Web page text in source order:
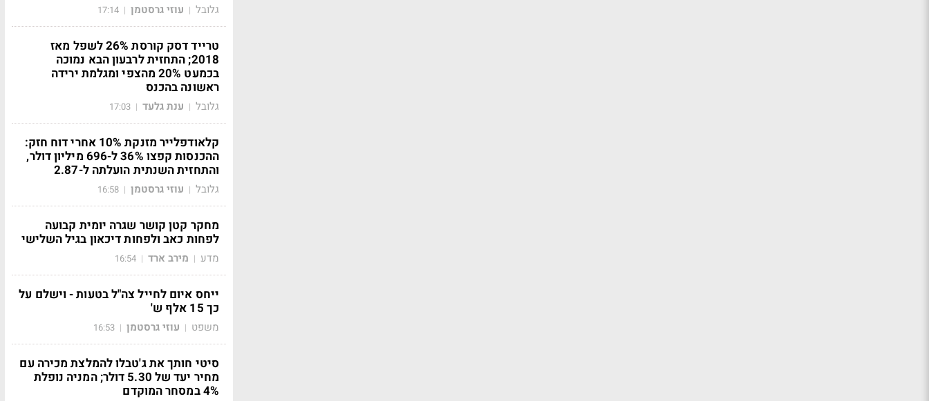
גלובל | עוזי גרסטמן |
17:14
טרייד דסק קורסת 26% לשפל מאז
2018; התחזית לרבעון הבא נמוכה
בכמעט 20% מהצפי ומגלמת ירידה
ראשונה בהכנס
גלובל | ענת גלעד |
17:03
קלאודפלייר מזנקת 10% אחרי דוח חזק:
ההכנסות קפצו 36% ל-696 מיליון דולר,
והתחזית השנתית הועלתה ל-2.87
גלובל | עוזי גרסטמן |
16:58
מחקר קטן קושר שגרה יומית קבועה
לפחות כאב ולפחות דיכאון בגיל השלישי
מדע | מירב ארד |
16:54
ייחס איום לחייל צה"ל בטעות - וישלם על
כך 15 אלף ש'
משפט | עוזי גרסטמן |
16:53
סיטי חותך את ג'טבלו להמלצת מכירה עם
מחיר יעד של 5.30 דולר; המניה נופלת
4% במסחר המוקדם